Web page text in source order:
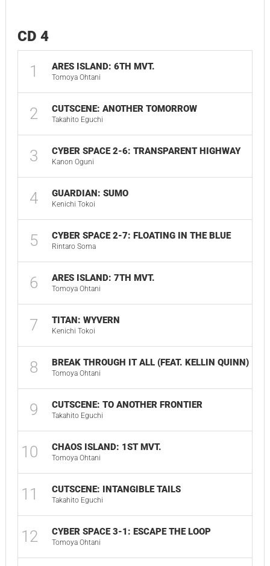
CD 4
1 ARES ISLAND: 6TH MVT.
Tomoya Ohtani
2 CUTSCENE: ANOTHER TOMORROW
Takahito Eguchi
3 CYBER SPACE 2-6: TRANSPARENT HIGHWAY
Kanon Oguni
4 GUARDIAN: SUMO
Kenichi Tokoi
5 CYBER SPACE 2-7: FLOATING IN THE BLUE
Rintaro Soma
6 ARES ISLAND: 7TH MVT.
Tomoya Ohtani
7 TITAN: WYVERN
Kenichi Tokoi
8 BREAK THROUGH IT ALL (FEAT. KELLIN QUINN)
Tomoya Ohtani
9 CUTSCENE: TO ANOTHER FRONTIER
Takahito Eguchi
10 CHAOS ISLAND: 1ST MVT.
Tomoya Ohtani
11 CUTSCENE: INTANGIBLE TAILS
Takahito Eguchi
12 CYBER SPACE 3-1: ESCAPE THE LOOP
Tomoya Ohtani